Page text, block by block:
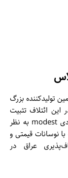
دومین تولیدکننده بزرگ
ائتلاف تثبیت
کرده است. این افزایش تولید اگرچه در ظاهر عددی modest به نظر
نوسانات قیمتی و
عراق در